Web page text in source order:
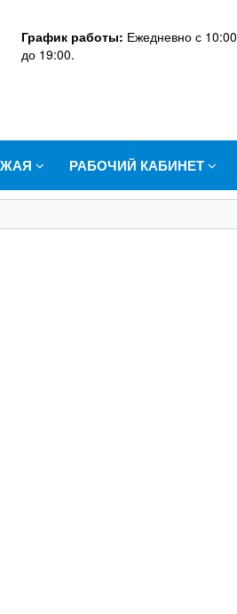
График работы: Ежедневно с 10:00
до 19:00.
РАБОЧИЙ КАБИНЕТ